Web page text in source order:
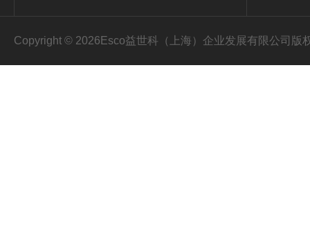
Copyright © 2026Esco益世科（上海）企业发展有限公司